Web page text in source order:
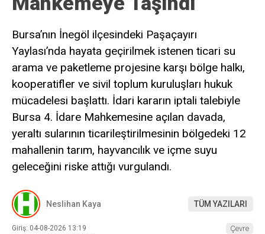
Bursa’nın İnegöl ilçesindeki Paşaçayırı
Yaylası’nda hayata geçirilmek istenen ticari su
arama ve paketleme projesine karşı bölge halkı,
kooperatifler ve sivil toplum kuruluşları hukuk
mücadelesi başlattı. İdari kararın iptali talebiyle
Bursa 4. İdare Mahkemesine açılan davada,
yeraltı sularının ticarileştirilmesinin bölgedeki 12
mahallenin tarım, hayvancılık ve içme suyu
geleceğini riske attığı vurgulandı.
Neslihan Kaya TÜM YAZILARI
Giriş: 04-08-2026 13:19
Çevre